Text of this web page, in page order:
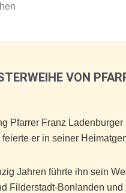
VON
Pfarrer Franz
er in seiner
Jahren führte ihn sein
Filderstadt-Bonlanden